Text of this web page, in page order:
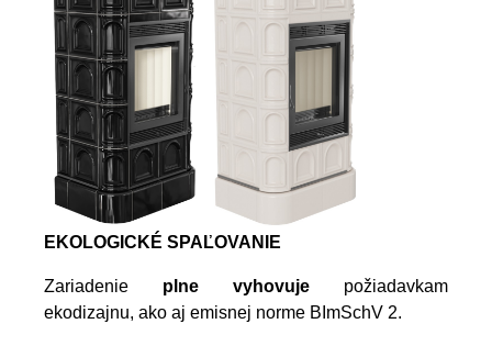
EKOLOGICKÉ SPAĽOVANIE
Zariadenie plne vyhovuje požiadavkam
ekodizajnu, ako aj emisnej norme BImSchV 2.